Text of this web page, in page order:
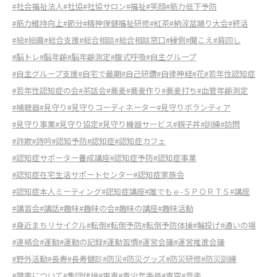
#社会福祉法人#社協#社協サロン#福祉#笑顔#筋力低下予防
#筋力維持向上#節分#精神保健福祉研修#紅茶#納涼盆踊り大会#終活
#絵#絵画#総合支援#総合相談#総合相談窓口#縁側#聞こえ#肩回し
#脳トレ#脳年齢#脳年齢測定#腹式呼吸#自主グループ
#自主グループ支援#自宅で最期#自己研鑽#自律神経#花#若年性認知症
#若年性認知症の会#茶話会#蕎麦#蕎麦作り#蕎麦打ち#血管年齢測定
#補聴器#見守り#見守りコーディネーター#見守りボランティア
#見守り事業#見守り協定#見守り機器サービス#親子丼#訓練#訪問
#詐欺#詩吟#認知予防#認知症#認知症カフェ
#認知症サポーター養成講座#認知症予防#認知症事業
#認知症在宅生活サポートセンター#認知症家族会
#認知症本人ミーティング#認知症講座#誰でもｅ-ＳＰＯＲＴＳ#講座
#講習会#講話#趣味#趣味の会#趣味の講座#趣味活動
#身近まちリサイクル#転倒#転倒予防#転倒予防体操#輪投げ#通いの場
#連絡会#運動#運動の記録#運動習慣#運営会議#運営推進会議
#野外活動#長寿#長寿健診#防災#防災グッズ#防災研修#防災訓練